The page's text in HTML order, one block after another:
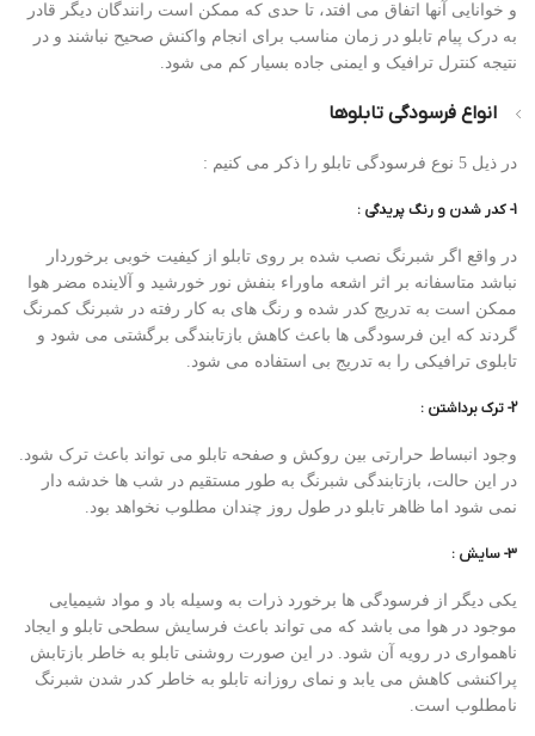
و خوانایی آنها اتفاق می افتد، تا حدی که ممکن است رانندگان دیگر قادر
به درک پیام تابلو در زمان مناسب برای انجام واکنش صحیح نباشند و در
نتیجه کنترل ترافیک و ایمنی جاده بسیار کم می شود.
انواع فرسودگی تابلوها
در ذیل 5 نوع فرسودگی تابلو را ذکر می کنیم :
1- کدر شدن و رنگ پریدگی :
در واقع اگر شبرنگ نصب شده بر روی تابلو از کیفیت خوبی برخوردار
نباشد متاسفانه بر اثر اشعه ماوراء بنفش نور خورشید و آلاینده مضر هوا
ممکن است به تدریج کدر شده و رنگ های به کار رفته در شبرنگ کمرنگ
گردند که این فرسودگی ها باعث کاهش بازتابندگی برگشتی می شود و
تابلوی ترافیکی را به تدریج بی استفاده می شود.
2- ترک برداشتن :
وجود انبساط حرارتی بین روکش و صفحه تابلو می تواند باعث ترک شود.
در این حالت، بازتابندگی شبرنگ به طور مستقیم در شب ها خدشه دار
نمی شود اما ظاهر تابلو در طول روز چندان مطلوب نخواهد بود.
3- سایش :
یکی دیگر از فرسودگی ها برخورد ذرات به وسیله باد و مواد شیمیایی
موجود در هوا می باشد که می تواند باعث فرسایش سطحی تابلو و ایجاد
ناهمواری در رویه آن شود. در این صورت روشنی تابلو به خاطر بازتابش
پراکنشی کاهش می یابد و نمای روزانه تابلو به خاطر کدر شدن شبرنگ
نامطلوب است.